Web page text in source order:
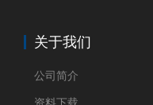
关于我们
公司简介